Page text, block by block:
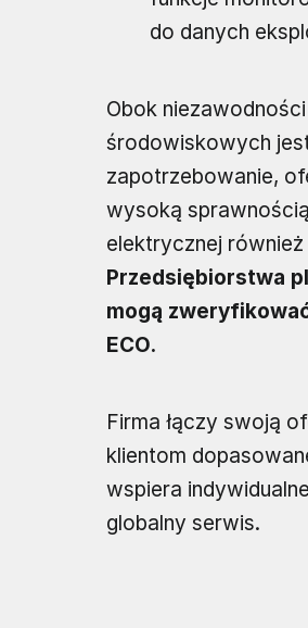
do danych
Obok
środowiskowych
zapotrzebowanie,
wysoką
elektrycznej
Przedsiębiorstwa
mogą
ECO.
Firma łączy swoją
klientom
wspiera
globalny serwis.